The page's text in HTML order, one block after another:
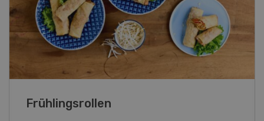
Poulet mit Spinat-Dörrtomaten-